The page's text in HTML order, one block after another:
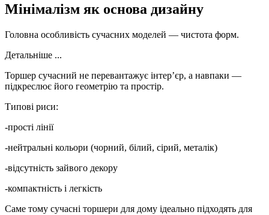
Мінімалізм як основа дизайну
Головна особливість сучасних моделей — чистота форм.
Детальніше ...
Торшер сучасний не перевантажує інтер’єр, а навпаки —
підкреслює його геометрію та простір.
Типові риси:
-прості лінії
-нейтральні кольори (чорний, білий, сірий, металік)
-відсутність зайвого декору
-компактність і легкість
Саме тому сучасні торшери для дому ідеально підходять для